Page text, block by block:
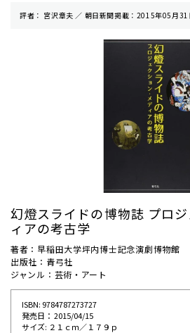
評者： 宮沢章夫 ／ 朝⽇新聞掲載：2015年05月31
幻燈スライドの博物誌 プロ
ィアの考古学
著者：早稲田大学坪内博士記念演劇博物館
出版社：青弓社
ジャンル：芸術・アート
ISBN: 9784787273727
発売⽇： 2015/04/15
サイズ: ２１ｃｍ／１７９ｐ